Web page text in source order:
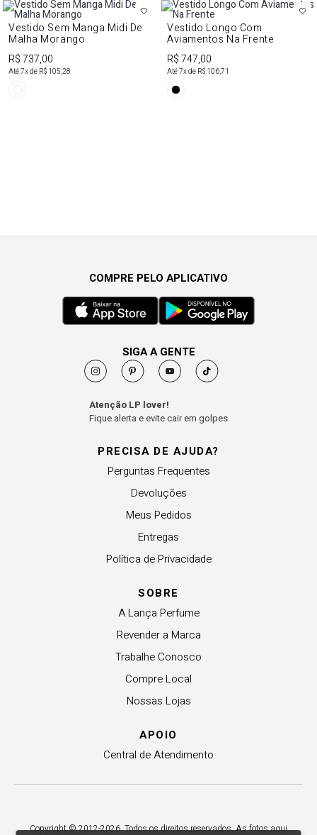
Vestido Sem Manga Midi De
Malha Morango
R$ 737,00
Até7x de R$ 105,28
Vestido Longo Com
Aviamentos Na Frente
R$ 747,00
Até7x de R$ 106,71
PRECISA DE AJUDA?
Perguntas Frequentes
Devoluções
Meus Pedidos
Entregas
Política de Privacidade
SOBRE
A Lança Perfume
Revender a Marca
Trabalhe Conosco
Compre Local
Nossas Lojas
APOIO
Central de Atendimento
COMPRE PELO APLICATIVO
SIGA A GENTE
Atenção LP lover!
Fique alerta e evite cair em golpes
Copyright © 2012-2026. Todos os direitos reservados. As fotos aqui